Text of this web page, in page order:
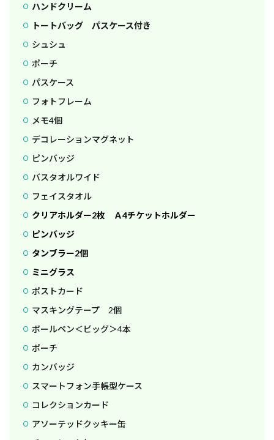
ハンドクリーム
トートバッグ パスケース付き
シュシュ
ポーチ
パスケース
フォトフレーム
メモ4個
デコレーションマグネット
ピンバッジ
バスタオルワイド
フェイスタオル
クリアホルダー2枚 Ａ4チケットホルダー
ピンバッジ
タンブラー2個
ミニグラス
ポストカード
マスキングテープ 2個
ボールペン＜ビッグ＞4本
ポーチ
カンバッジ
スマートフォン手帳型ケース
コレクションカード
アソーテッドクッキー缶